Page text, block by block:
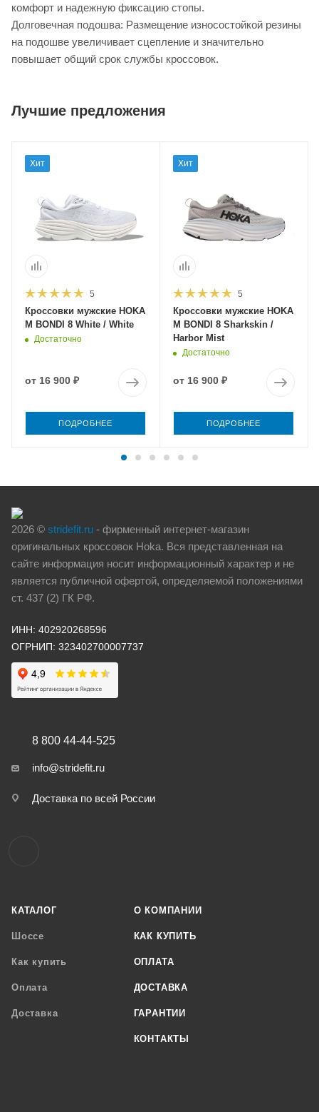
комфорт и надежную фиксацию стопы.
Долговечная подошва: Размещение износостойкой резины
на подошве увеличивает сцепление и значительно
повышает общий срок службы кроссовок.
Лучшие предложения
Хит
5
Кроссовки мужские HOKA
M BONDI 8 White / White
Достаточно
от 16 900 ₽
ПОДРОБНЕЕ
Хит
5
Кроссовки мужские HOKA
M BONDI 8 Sharkskin /
Harbor Mist
Достаточно
от 16 900 ₽
ПОДРОБНЕЕ
2026 © stridefit.ru - фирменный интернет-магазин
оригинальных кроссовок Hoka. Вся представленная на
сайте информация носит информационный характер и не
является публичной офертой, определяемой положениями
ст. 437 (2) ГК РФ.
ИНН: 402920268596
ОГРНИП: 323402700007737
КАТАЛОГ
Шоссе
Как купить
Оплата
Доставка
О КОМПАНИИ
КАК КУПИТЬ
ОПЛАТА
ДОСТАВКА
ГАРАНТИИ
КОНТАКТЫ
8 800 44-44-525
info@stridefit.ru
Доставка по всей России